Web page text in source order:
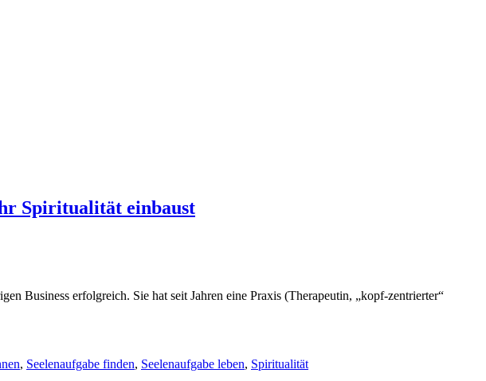
Spiritualität einbaust
Business erfolgreich. Sie hat seit Jahren eine Praxis (Therapeutin, „kopf-zentrierter“
, Seelenaufgabe finden, Seelenaufgabe leben, Spiritualität